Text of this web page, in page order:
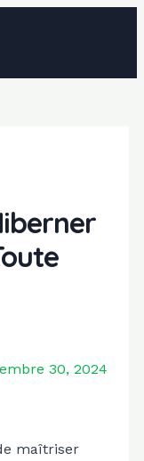
30, 2024
maîtriser